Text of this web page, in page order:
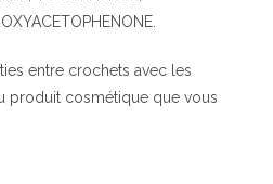
entre crochets avec les
produit cosmétique que vous